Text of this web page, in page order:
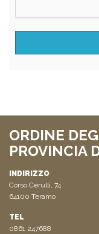
ORDINE
PROVINCIA
INDIRIZZO
Corso Cerulli, 74
64100 Teramo
TEL
0861 247688